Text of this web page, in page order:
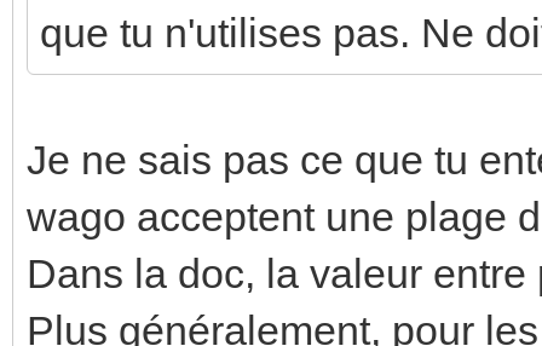
que tu n'utilises pas. Ne
Je ne sais pas ce que tu
wago acceptent une plage
Dans la doc, la valeur
Plus généralement, pour